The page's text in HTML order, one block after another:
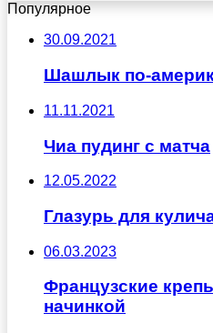
Популярное
30.09.2021
Шашлык по-
11.11.2021
Чиа пудинг с матча
12.05.2022
Глазурь для
06.03.2023
Французские
начинкой